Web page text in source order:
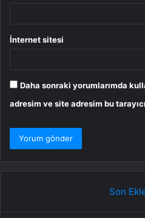
İnternet sitesi
Daha sonraki yorumlarımda
adresim ve site adresim bu
Son